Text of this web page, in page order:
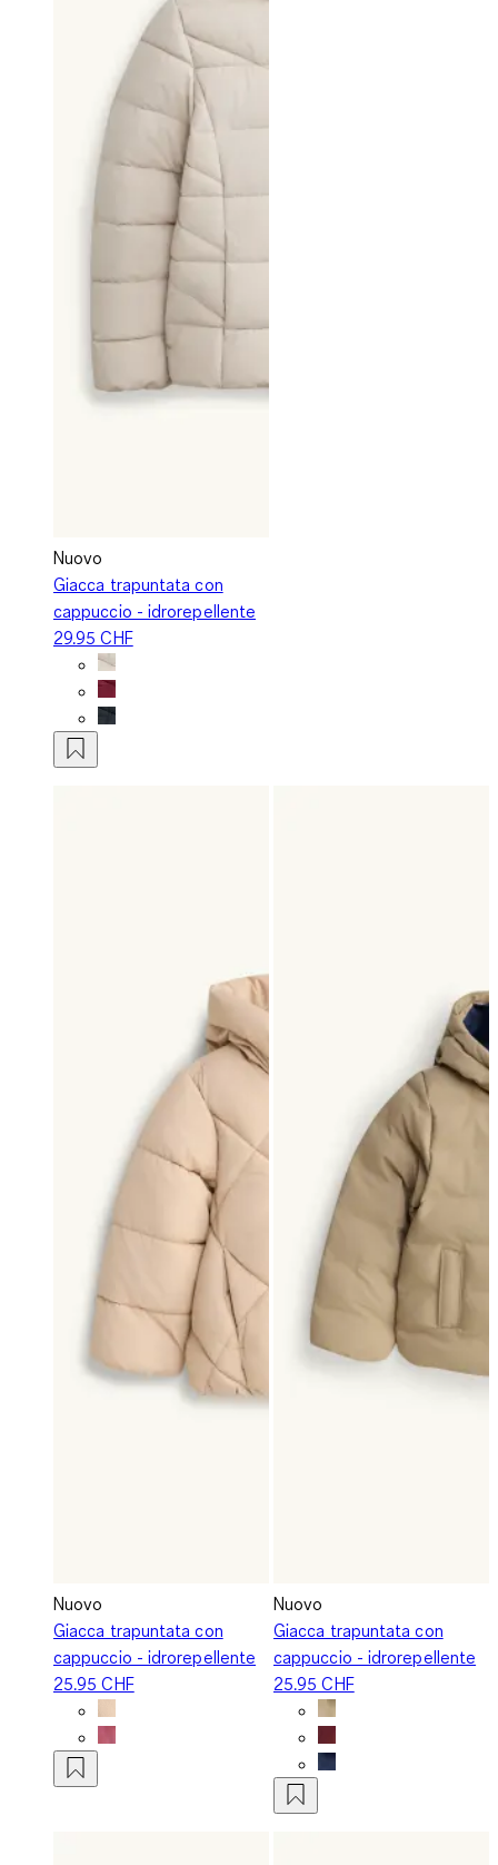
Nuovo
Giacca trapuntata con
cappuccio - idrorepellente
29.95 CHF
Nuovo
Giacca trapuntata con
cappuccio - idrorepellente
25.95 CHF
Nuovo
Giacca trapuntata con
cappuccio - idrorepellente
25.95 CHF